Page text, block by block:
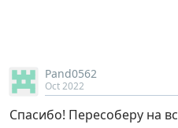
Pand0562
Oct 2022
Спасибо! Пересоберу на